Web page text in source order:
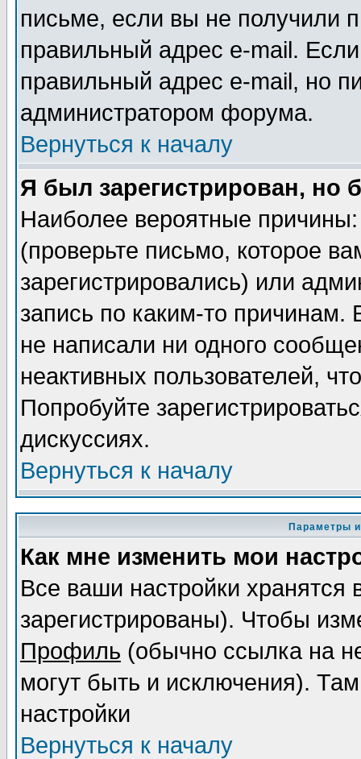
письме, если вы не получили
правильный адрес e-mail.
правильный адрес e-mail, но
администратором форума.
Вернуться к началу
Я был зарегистрирован, но
Наиболее вероятные
(проверьте письмо, которое
зарегистрировались) или
запись по каким-то
не написали ни одного
неактивных пользователей,
Попробуйте
дискуссиях.
Вернуться к началу
Параметры
Как мне изменить мои
Все ваши настройки
зарегистрированы). Чтобы
Профиль (обычно ссылка на
могут быть и исключения).
настройки
Вернуться к началу